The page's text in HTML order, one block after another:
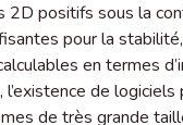
positifs sous la
pour la
en termes
de
de très grande